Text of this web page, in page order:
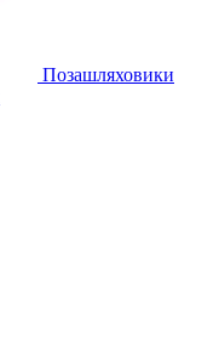
Позашляховики